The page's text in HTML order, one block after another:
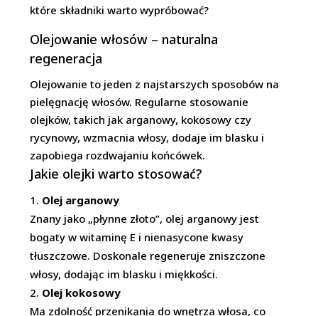
które składniki warto wypróbować?
Olejowanie włosów – naturalna
regeneracja
Olejowanie to jeden z najstarszych sposobów na
pielęgnację włosów. Regularne stosowanie
olejków, takich jak arganowy, kokosowy czy
rycynowy, wzmacnia włosy, dodaje im blasku i
zapobiega rozdwajaniu końcówek.
Jakie olejki warto stosować?
Olej arganowy
Znany jako „płynne złoto”, olej arganowy jest
bogaty w witaminę E i nienasycone kwasy
tłuszczowe. Doskonale regeneruje zniszczone
włosy, dodając im blasku i miękkości.
Olej kokosowy
Ma zdolność przenikania do wnętrza włosa, co